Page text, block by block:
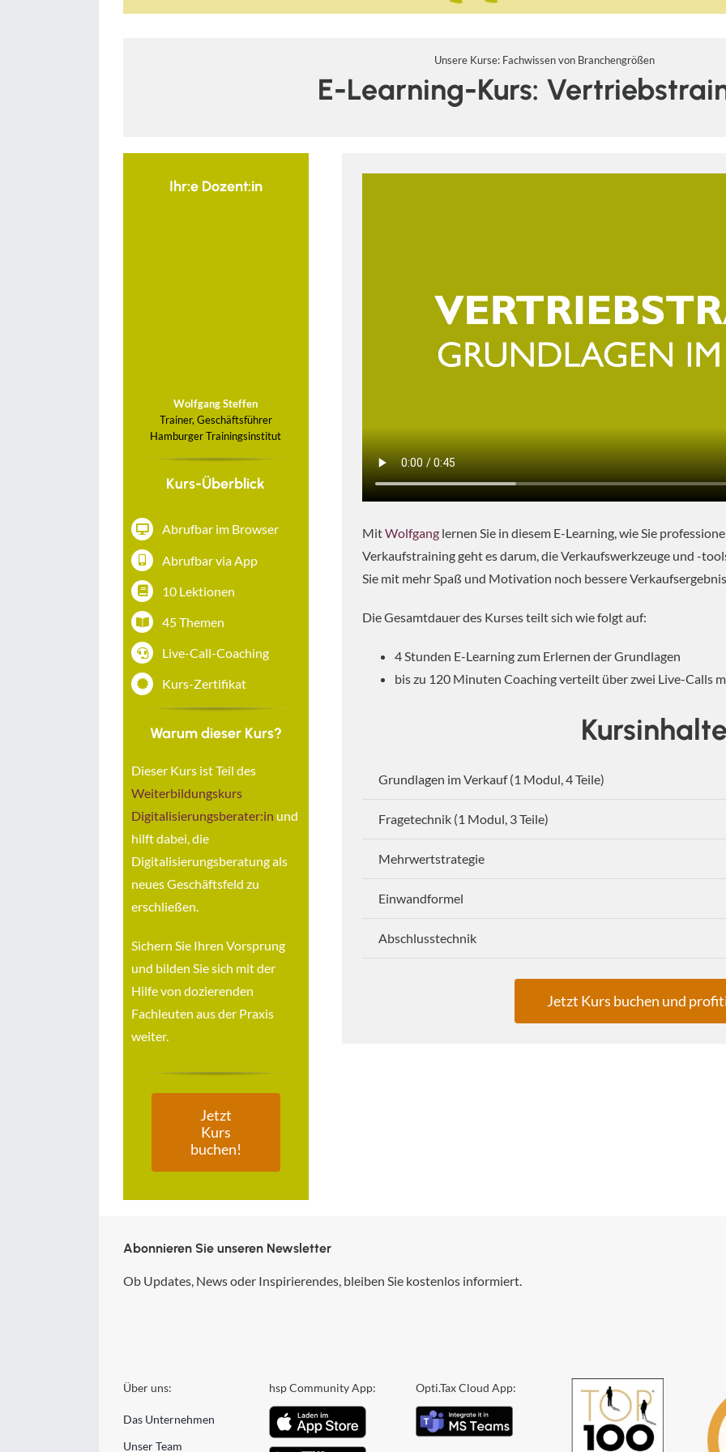
Unsere Kurse: Fachwissen von Branchengrößen
E-Learning-Kurs:
Ihr:e Dozent:in
Wolfgang Steffen
Trainer, Geschäftsführer
Hamburger Trainingsinstitut
Kurs-Überblick
Abrufbar im Browser
Abrufbar via App
10 Lektionen
45 Themen
Live-Call-Coaching
Kurs-Zertifikat
Warum dieser Kurs?
Dieser Kurs ist Teil des
Weiterbildungskurs
Digitalisierungsberater:in und
hilft dabei, die
Digitalisierungsberatung als
neues Geschäftsfeld zu
erschließen.
Sichern Sie Ihren Vorsprung
und bilden Sie sich mit der
Hilfe von dozierenden
Fachleuten aus der Praxis
weiter.
Jetzt
Kurs
buchen!
MitWolfgang lernen Sie in diesem E-Learning, wie Sie
Verkaufstraining geht es darum, die Verkaufswerkzeuge und -
Sie mit mehr Spaß und Motivation noch bessere
Die Gesamtdauer des Kurses teilt sich wie folgt auf:
4 Stunden E-Learning zum Erlernen der Grundlagen
bis zu 120 Minuten Coaching verteilt über zwei Live-Calls
Grundlagen im Verkauf (1 Modul, 4 Teile)
Fragetechnik (1 Modul, 3 Teile)
Mehrwertstrategie
Einwandformel
Abschlusstechnik
Jetzt Kurs buchen und
Abonnieren Sie unseren Newsletter
Ob Updates, News oder Inspirierendes, bleiben Sie kostenlos informiert.
Über uns:
Das Unternehmen
Unser Team
hsp Community App: Opti.Tax Cloud App: